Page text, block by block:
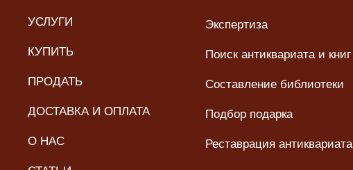
УСЛУГИ
КУПИТЬ
ПРОДАТЬ
ДОСТАВКА И ОПЛАТА
О НАС
Экспертиза
Поиск антиквариата и книг
Составление библиотеки
Подбор подарка
Реставрация антиквариата